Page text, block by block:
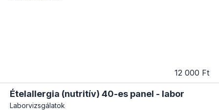
12 000 Ft
Ételallergia (nutritív) 40-es panel - labor
Laborvizsgálatok